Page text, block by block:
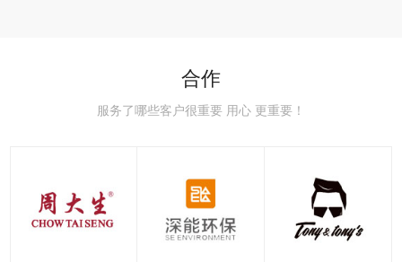
合作
服务了哪些客户很重要 用心 更重要！